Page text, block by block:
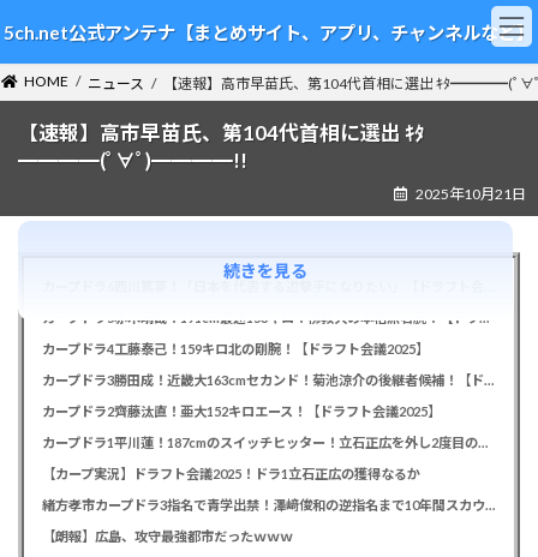
ン
テ
ン
ツ
ビ
ゲ
ー
シ
5ch.net公式アンテナ【まとめサイト、アプリ、チャンネルなど】
HOME ニュース 【速報】高市早苗氏、第104代首相に選出 ｷﾀ
【速報】高市早苗氏、第104代首相に選出 ｷﾀ
━━━━(ﾟ∀ﾟ)━━━━!!
2025年10月21日
カープドラ5赤木晴哉！191cm最速153キロ！佛教大の本格派右腕！【ドラフト会議2025】
カープドラ4工藤泰己！159キロ北の剛腕！【ドラフト会議2025】
カープドラ3勝田成！近畿大163cmセカンド！菊池涼介の後継者候補！【ドラフト会議2025】
カープドラ2齊藤汰直！亜大152キロエース！【ドラフト会議2025】
カープドラ1平川蓮！187cmのスイッチヒッター！立石正広を外し2度目の重複も新井監督がクジを引き当てる！【ドラフト会議2025】
【カープ実況】ドラフト会議2025！ドラ1立石正広の獲得なるか
緒方孝市カープドラ3指名で青学出禁！澤﨑俊和の逆指名まで10年間スカウト出禁
【朗報】広島、攻守最強都市だったｗｗｗ
続きを見る